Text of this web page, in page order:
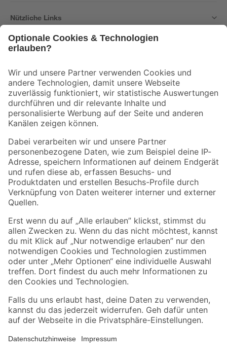
Nützliche Links
Der toom Newsletter: Keine Angebote und Aktionen mehr verpassen!
Zur Newsletter Anmeldung
Folge uns
Zahlungsarten Versandarten
Sicher einkaufen
Jetzt die toom-App herunterladen
Alle Preisangaben in EUR inkl. gesetzl. MwSt.. Die dargestellten Angebote sind unter
Umständen nicht in allen Märkten verfügbar. Die angegebenen Verfügbarkeiten beziehen
Produkte nur solange der Vorrat reicht.
*Paketversand ab 59 € versandkostenfrei, gilt nicht für Artikel mit Speditionsversand, hier